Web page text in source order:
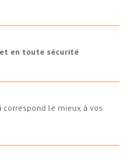
en toute sécurité
le mieux à vos